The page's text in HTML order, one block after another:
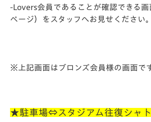
-Lovers会員であることが確認できる画
ページ）をスタッフへお見せください。
※上記画面はブロンズ会員様の画面で
★駐車場⇔スタジアム往復シャ